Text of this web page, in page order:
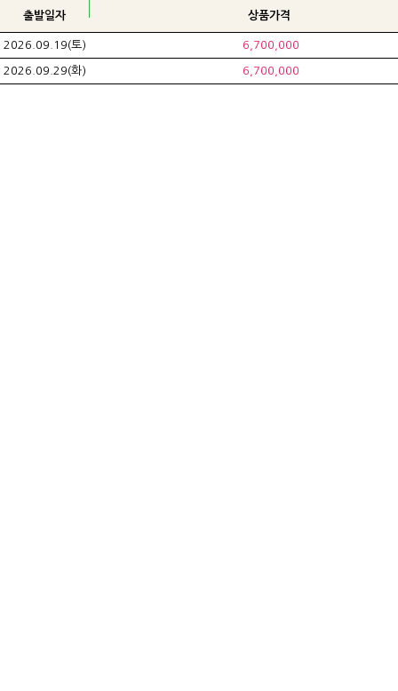
출발일자 상품가격
2026.09.19(토) 6,700,000
2026.09.29(화) 6,700,000